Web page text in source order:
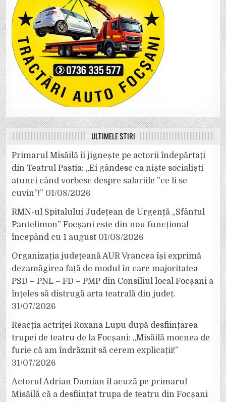
ULTIMELE ȘTIRI
Primarul Misăilă îi jignește pe actorii îndepărtați
din Teatrul Pastia: „Ei gândesc ca niște socialiști
atunci când vorbesc despre salariile ”ce li se
cuvin”!” 01/08/2026
RMN-ul Spitalului Județean de Urgență „Sfântul
Pantelimon” Focșani este din nou funcțional
începând cu 1 august 01/08/2026
Organizația județeană AUR Vrancea își exprimă
dezamăgirea față de modul în care majoritatea
PSD – PNL – FD – PMP din Consiliul local Focșani a
înțeles să distrugă arta teatrală din județ.
31/07/2026
Reacția actriței Roxana Lupu după desființarea
trupei de teatru de la Focșani: „Misăilă mocnea de
furie că am îndrăznit să cerem explicații!”
31/07/2026
Actorul Adrian Damian îl acuză pe primarul
Misăilă că a desființat trupa de teatru din Focșani